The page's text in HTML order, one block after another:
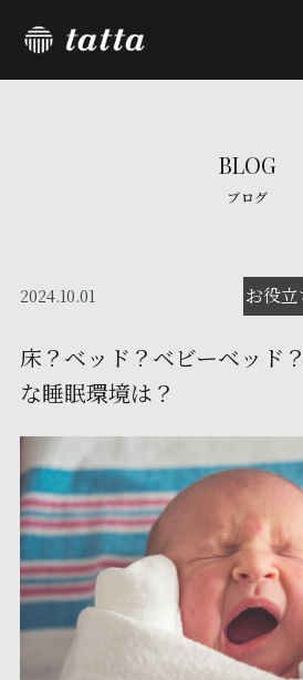
BLOG
ブログ
2024.10.01 お役
床？ベッド？ベビーベッド
な睡眠環境は？